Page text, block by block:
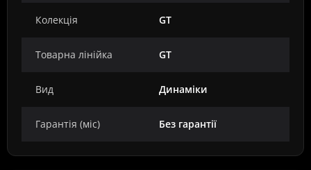
Колекція GT
Товарна лінійка GT
Вид Динаміки
Гарантія (міс) Без гарантії